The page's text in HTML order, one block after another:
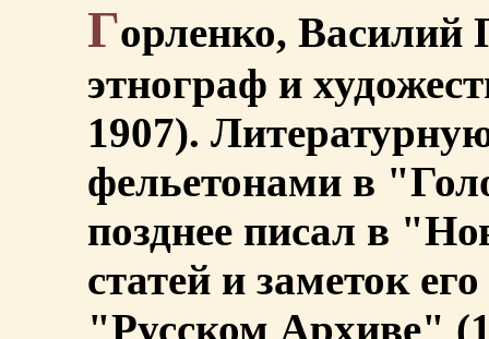
Горленко, Василий
этнограф и
1907).
фельетонами в
позднее писал в
статей и заметок
"Русском Архиве"